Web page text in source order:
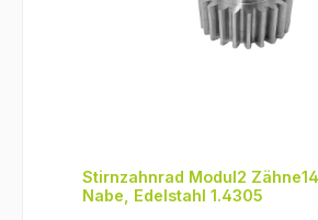
Stirnzahnrad Modul2
Nabe, Edelstahl 1.4305